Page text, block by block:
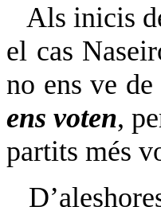
Als inicis
el cas
no ens ve
ens voten,
partits més